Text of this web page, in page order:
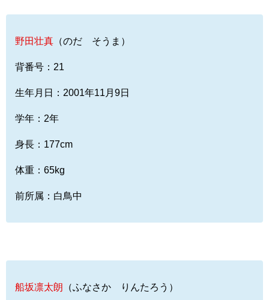
野田壮真 （のだ そうま）
背番号：21
生年月日：2001年11月9日
学年：2年
身長：177cm
体重：65kg
前所属：白鳥中
船坂凛太朗 （ふなさか りんたろう）